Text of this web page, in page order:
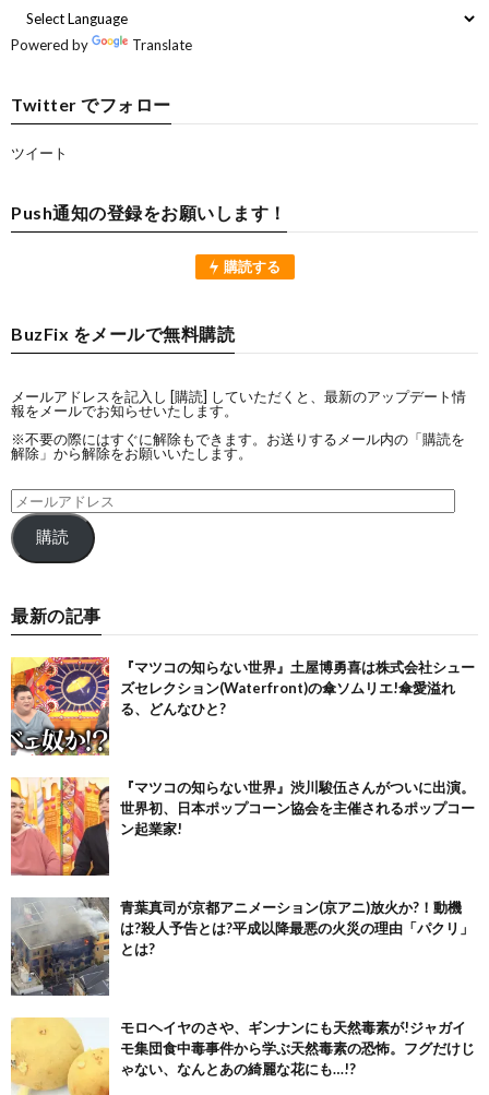
Powered by Translate
Twitter でフォロー
ツイート
Push通知の登録をお願いします！
購読する
BuzFix をメールで無料購読
メールアドレスを記入し [購読] していただくと、最新のアップデート情
報をメールでお知らせいたします。
※不要の際にはすぐに解除もできます。お送りするメール内の「購読を
解除」から解除をお願いいたします。
購読
最新の記事
『マツコの知らない世界』土屋博勇喜は株式会社シュー
ズセレクション(Waterfront)の傘ソムリエ!傘愛溢れ
る、どんなひと?
『マツコの知らない世界』渋川駿伍さんがついに出演。
世界初、日本ポップコーン協会を主催されるポップコー
ン起業家!
青葉真司が京都アニメーション(京アニ)放火か?！動機
は?殺人予告とは?平成以降最悪の火災の理由「パクリ」
とは?
モロヘイヤのさや、ギンナンにも天然毒素が!ジャガイ
モ集団食中毒事件から学ぶ天然毒素の恐怖。フグだけじ
ゃない、なんとあの綺麗な花にも…!?